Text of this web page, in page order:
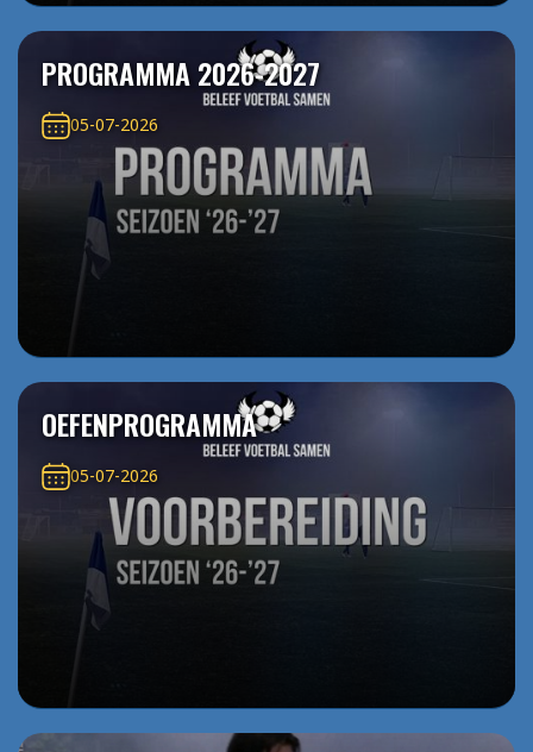
PROGRAMMA 2026-2027
05-07-2026
OEFENPROGRAMMA
05-07-2026